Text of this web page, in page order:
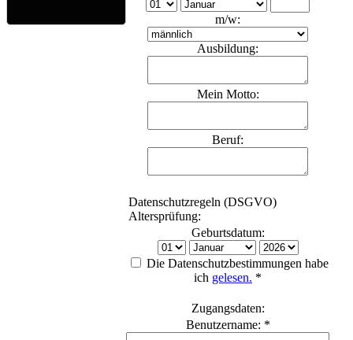
m/w:
Ausbildung:
Mein Motto:
Beruf:
Datenschutzregeln (DSGVO)
Altersprüfung:
Geburtsdatum:
Die Datenschutzbestimmungen habe
ich gelesen. *
Zugangsdaten:
Benutzername: *